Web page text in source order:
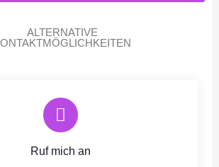
ALTERNATIVE
Ruf mich an